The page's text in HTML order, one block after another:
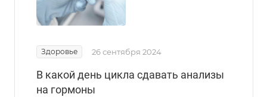
Здоровье 26 сентября 2024
В какой день цикла сдавать анализы
на гормоны